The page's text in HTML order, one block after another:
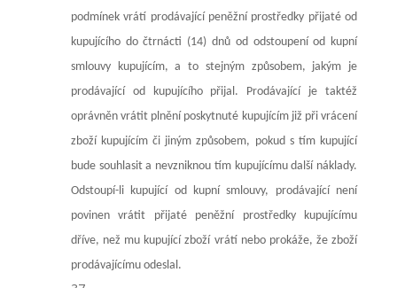
podmínek vrátí prodávající peněžní prostředky přijaté od
kupujícího do čtrnácti (14) dnů od odstoupení od kupní
smlouvy kupujícím, a to stejným způsobem, jakým je
prodávající od kupujícího přijal. Prodávající je taktéž
oprávněn vrátit plnění poskytnuté kupujícím již při vrácení
zboží kupujícím či jiným způsobem, pokud s tím kupující
bude souhlasit a nevzniknou tím kupujícímu další náklady.
Odstoupí-li kupující od kupní smlouvy, prodávající není
povinen vrátit přijaté peněžní prostředky kupujícímu
dříve, než mu kupující zboží vrátí nebo prokáže, že zboží
prodávajícímu odeslal.